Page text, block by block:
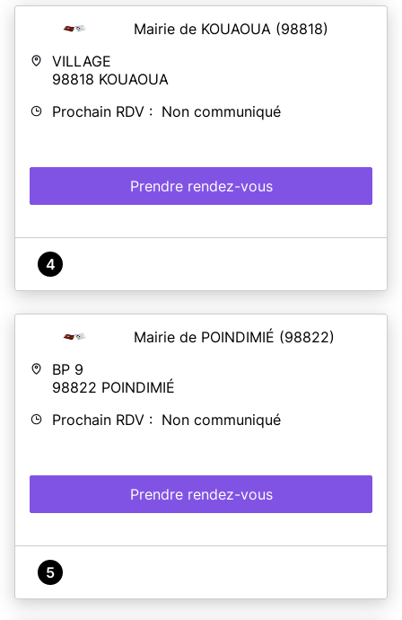
Mairie de KOUAOUA (98818)
VILLAGE
98818 KOUAOUA
Prochain RDV : Non communiqué
Prendre rendez-vous
4
Mairie de POINDIMIÉ (98822)
BP 9
98822 POINDIMIÉ
Prochain RDV : Non communiqué
Prendre rendez-vous
5